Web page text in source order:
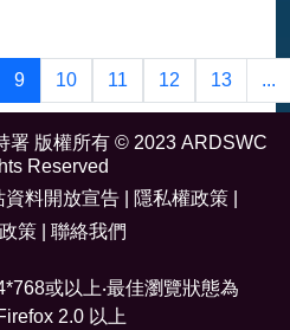
9 10 11 12 13 ...
署 版權所有 © 2023 ARDSWC
Reserved
資料開放宣告 隱私權政策
策
聯絡我們
或以上‧最佳瀏覽狀態為
2.0 以上